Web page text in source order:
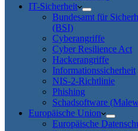
IT-Sicherheit
Bundesamt für
(BSI)
Cyberangriffe
Cyber Resilience Act
Hackerangriffe
Informationssicherheit
NIS-2-Richtlinie
Phishing
Schadsoftware
Europäische Union
Europäische